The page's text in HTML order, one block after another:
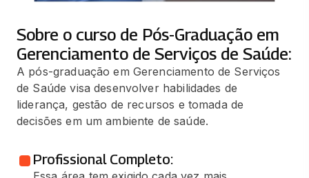
Sobre o curso de Pós-Graduação em
Gerenciamento de Serviços de Saúde:
A pós-graduação em Gerenciamento de Serviços
de Saúde visa desenvolver habilidades de
liderança, gestão de recursos e tomada de
decisões em um ambiente de saúde.
Profissional Completo: